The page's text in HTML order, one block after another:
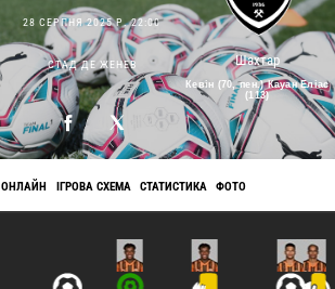
28 СЕРПНЯ 2025 Р. 22:00
СТАД ДЕ ЖЕНЕВ Шахтар
Кевін (70, пен.) Кауан Еліас
(113)
ОНЛАЙН ІГРОВА СХЕМА СТАТИСТИКА ФОТО